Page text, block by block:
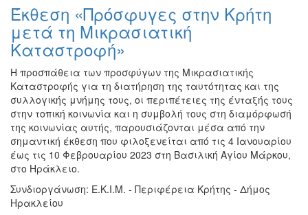
για
Παιδιά
Άλλες
Εκδηλώσεις
ΤΟΠΟΣ
ΜΑΣ
ΔΗΜΟΣ
Έκθεση «Πρόσφυγες στην Κρήτη
μετά τη Μικρασιατική
Καταστροφή»
Η προσπάθεια των προσφύγων της Μικρασιατικής
Καταστροφής για τη διατήρηση της ταυτότητας και της
συλλογικής μνήμης τους, οι περιπέτειες της ένταξής τους
στην τοπική κοινωνία και η συμβολή τους στη διαμόρφωσή
της κοινωνίας αυτής, παρουσιάζονται μέσα από την
σημαντική έκθεση που φιλοξενείται από τις 4 Ιανουαρίου
έως τις 10 Φεβρουαρίου 2023 στη Βασιλική Αγίου Μάρκου,
στο Ηράκλειο.
Συνδιοργάνωση: Ε.Κ.Ι.Μ. - Περιφέρεια Κρήτης - Δήμος
Ηρακλείου